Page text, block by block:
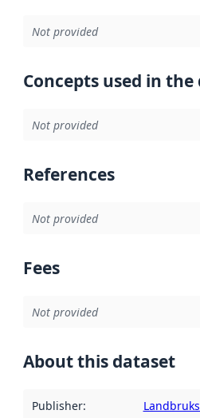
Not provided
Concepts used in
Not provided
References
Not provided
Fees
Not provided
About this dataset
Publisher: